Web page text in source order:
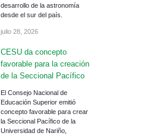
desarrollo de la astronomía
desde el sur del país.
julio 28, 2026
CESU da concepto
favorable para la creación
de la Seccional Pacífico
El Consejo Nacional de
Educación Superior emitió
concepto favorable para crear
la Seccional Pacífico de la
Universidad de Nariño,